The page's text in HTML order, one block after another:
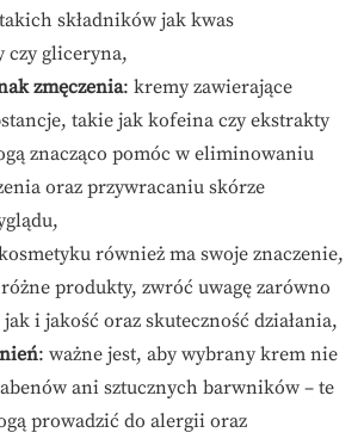
składników jak kwas
gliceryna,
zmęczenia: kremy zawierające
takie jak kofeina czy ekstrakty
znacząco pomóc w eliminowaniu
oraz przywracaniu skórze
również ma swoje znaczenie,
produkty, zwróć uwagę zarówno
i jakość oraz skuteczność działania,
: ważne jest, aby wybrany krem nie
ani sztucznych barwników – te
prowadzić do alergii oraz